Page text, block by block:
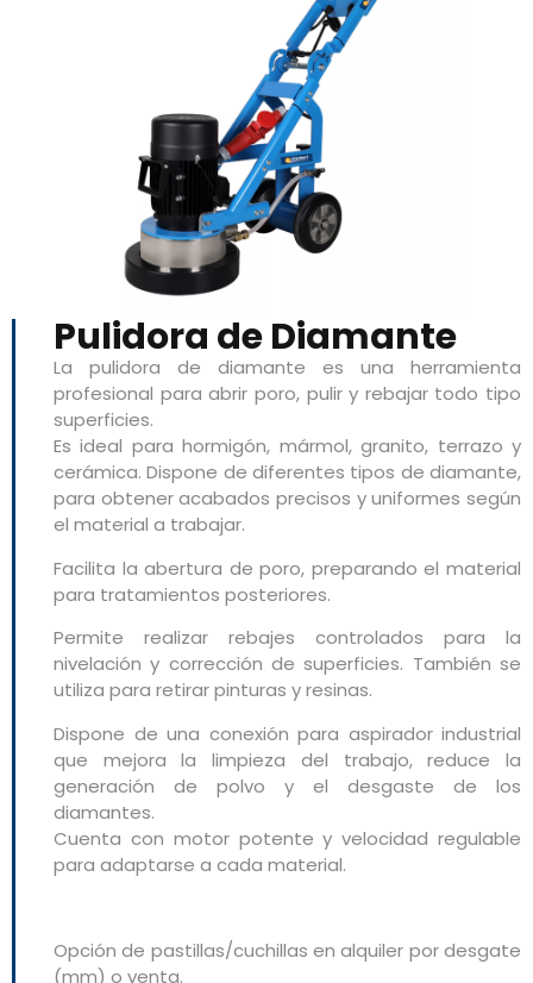
Pulidora de Diamante
La pulidora de diamante es una herramienta
profesional para abrir poro, pulir y rebajar todo tipo
superficies.
Es ideal para hormigón, mármol, granito, terrazo y
cerámica. Dispone de diferentes tipos de diamante,
para obtener acabados precisos y uniformes según
el material a trabajar.
Facilita la abertura de poro, preparando el material
para tratamientos posteriores.
Permite realizar rebajes controlados para la
nivelación y corrección de superficies. También se
utiliza para retirar pinturas y resinas.
Dispone de una conexión para aspirador industrial
que mejora la limpieza del trabajo, reduce la
generación de polvo y el desgaste de los
diamantes.
Cuenta con motor potente y velocidad regulable
para adaptarse a cada material.
Opción de pastillas/cuchillas en alquiler por desgate
(mm) o venta.